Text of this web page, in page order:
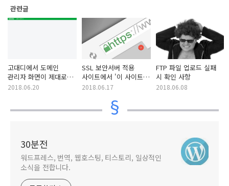
관련글
고대디에서 도메인
관리자 화면이 제대로
표시되지 않는 문제
2018.06.20
SSL 보안서버 적용
사이트에서 '이 사이트에
대한 연결은 완벽하게
2018.06.17
FTP 파일 업로드 실패
시 확인 사항
2018.06.08
30분전
워드프레스, 번역, 웹호스팅, 티스토리, 일상적인
소식을 전합니다.